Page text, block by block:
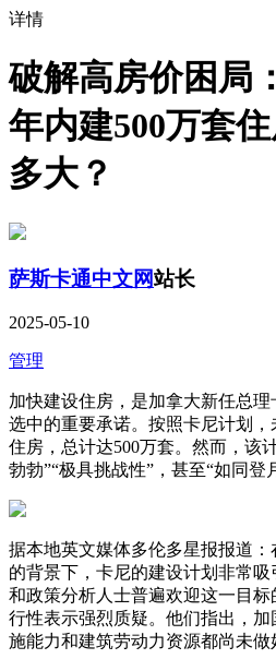
详情
破解高房价困局
年内建500万套
多大？
萨斯卡通中文网站长
2025-05-10
管理
加快建设住房，是加拿大新任总理
选中的重要承诺。按照卡尼计划
住房，总计达500万套。然而，该
勃勃”“极具挑战性”，甚至“如同登
据本地英文媒体多伦多星报报道
的背景下，卡尼的建设计划非常
和政策分析人士普遍欢迎这一目
行性表示强烈质疑。他们指出，
施能力和建筑劳动力资源都尚未做